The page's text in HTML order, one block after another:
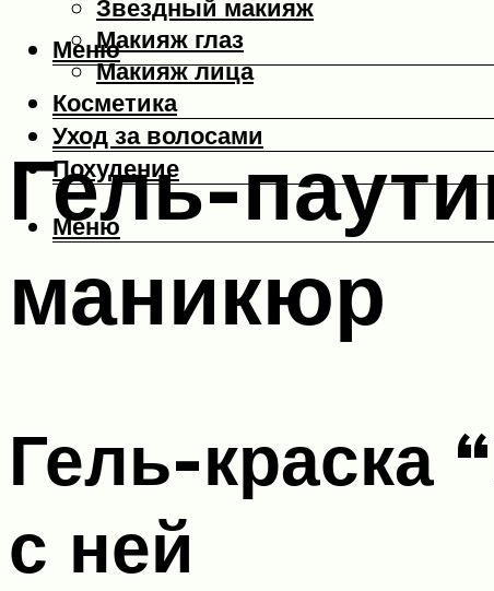
Звездный макияж
Макияж глаз
Макияж лица
Косметика
Уход за волосами
Похудение
Меню
Меню
Гель-
маникюр
Гель-краска
с ней